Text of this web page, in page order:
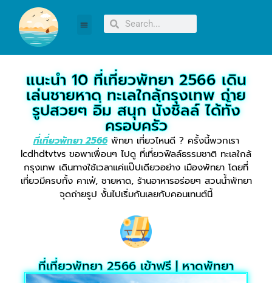
แนะนำ 10 ที่เที่ยวพัทยา 2566 เดิน
เล่นชายหาด ทะเลใกล้กรุงเทพ ถ่าย
รูปสวยๆ อิ่ม สนุก นั่งชิลล์ ได้ทั้ง
ครอบครัว
ที่เที่ยวพัทยา 2566พัทยา เที่ยวไหนดี ? ครั้งนี้พวกเรา
lcdhdtvtvs ขอพาเพื่อนๆ ไปดู ที่เที่ยวฟิลล์ธรรมชาติ ทะเลใกล้
กรุงเทพ เดินทางใช้เวลาแค่แป๊ปเดียวอย่าง เมืองพัทยา โดยที่
เที่ยวมีครบทั้ง คาเฟ่, ชายหาด, ร้านอาหารอร่อยๆ สวนน้ำพัทยา
จุดถ่ายรูป งั้นไปเริ่มกันเลยกับคอนเทนต์นี้
ที่เที่ยวพัทยา 2566 เข้าฟรี | หาดพัทยา